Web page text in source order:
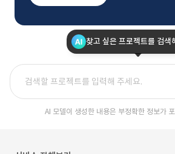
찾고 싶은 프로젝트를 검색
AI 모델이 생성한 내용은 부정확한 정보가